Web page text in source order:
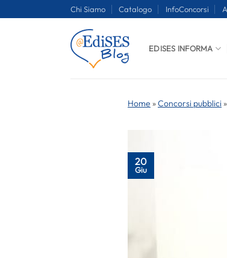
Chi Siamo Catalogo InfoConcorsi
EDISES INFORMA
Home »Concorsi pubblici »
20
Giu